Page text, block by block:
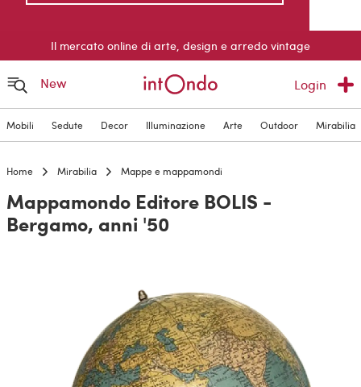
Il mercato online di arte, design e arredo vintage
New Login
Mobili Sedute Decor Illuminazione Arte Outdoor Mirabilia
Home Mirabilia Mappe e mappamondi
Mappamondo Editore BOLIS -
Bergamo, anni '50